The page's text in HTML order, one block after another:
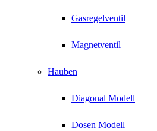
Gasregelventil
Magnetventil
Hauben
Diagonal Modell
Dosen Modell